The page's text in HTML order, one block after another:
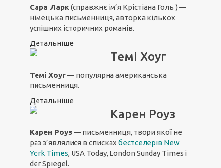
Сара Ларк(справжнє ім’я Крістіана Голь ) —
німецька письменниця, авторка кількох
успішних історичних романів.
Детальніше
Темі Хоуг
Темі Хоуг— популярна американська
письменниця.
Детальніше
Карен Роуз
Карен Роуз— письменниця, твори якої не
раз з’являлися в списках бестселерів New
York Times, USA Today, London Sunday Times і
der Spiegel.